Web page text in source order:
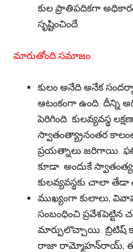
కుల ప్రాతిపదికగా
సృష్టించిందే.
మారుతోంది సమాజం
కులం అనేది అనేక
ఆటంకంగా ఉంది. దీన్ని
పెరిగింది. కులవ్యవస్థ
స్వాతంత్య్రానంతర
ప్రయత్నాలు జరిగాయి.
కూడా. అందుకే
కులవ్యవస్థకు చాలా తేడా
ముఖ్యంగా కులాలు,
సంబంధించి
మార్పులొచ్చాయి. బ్రిటిష్
రాజా రామ్మోహన్‌రాయ్,